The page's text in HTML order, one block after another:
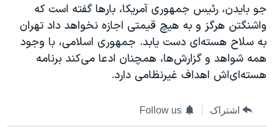
جو بایدن، رئیس‌ جمهوری آمریکا، بارها گفته است که
واشنگتن هرگز و به هیچ قیمتی اجازه نخواهد داد تهران
به سلاح هسته‌ای دست یابد. جمهوری اسلامی، با وجود
همه شواهد و گزارش‌ها، همچنان ادعا می‌کند برنامه
هسته‌ای‌اش اهداف غیرنظامی دارد.
اشتراک Follow us